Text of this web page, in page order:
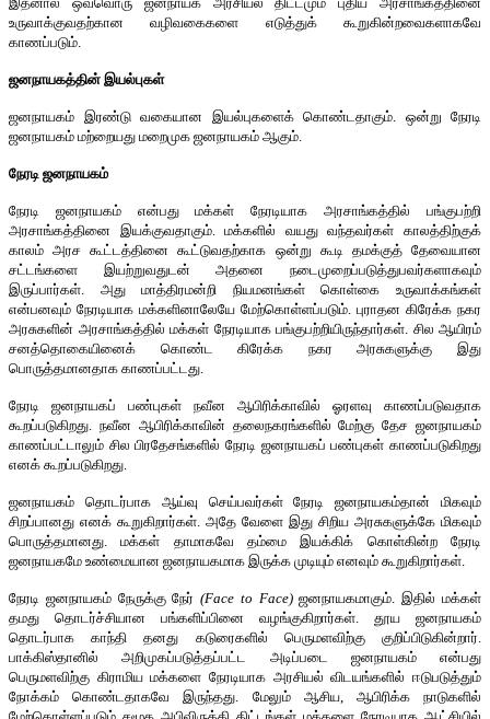
உருவாக்குவதற்கான வழிவகைகளை எடுத்துக் கூறுகின்றவைகளாகவே
காணப்படும்.
ஜனநாயகத்தின் இயல்புகள்
ஜனநாயகம் இரண்டு வகையான இயல்புகளைக் கொண்டதாகும். ஒன்று நேரடி
ஜனநாயகம் மற்றையது மறைமுக ஜனநாயகம் ஆகும்.
நேரடி ஜனநாயகம்
நேரடி ஜனநாயகம் என்பது மக்கள் நேரடியாக அரசாங்கத்தில் பங்குபற்றி
அரசாங்கத்தினை இயக்குவதாகும். மக்களில் வயது வந்தவர்கள் காலத்திற்குக்
காலம் அரச கூட்டத்தினை கூட்டுவதற்காக ஒன்று கூடி தமக்குத் தேவையான
சட்டங்களை இயற்றுவதுடன் அதனை நடைமுறைப்படுத்துபவர்களாகவும்
இருப்பார்கள். அது மாத்திரமன்றி நியமனங்கள் கொள்கை உருவாக்கங்கள்
என்பனவும் நேரடியாக மக்களினாலேயே மேற்கொள்ளப்படும். புராதன கிரேக்க நகர
அரசுகளின் அரசாங்கத்தில் மக்கள் நேரடியாக பங்குபற்றியிருந்தார்கள். சில ஆயிரம்
சனத்தொகையினைக் கொண்ட கிரேக்க நகர அரசுகளுக்கு இது
பொருத்தமானதாக காணப்பட்டது.
நேரடி ஜனநாயகப் பண்புகள் நவீன ஆபிரிக்காவில் ஓரளவு காணப்படுவதாக
கூறப்படுகிறது. நவீன ஆபிரிக்காவின் தலைநகரங்களில் மேற்கு தேச ஜனநாயகம்
காணப்பட்டாலும் சில பிரதேசங்களில் நேரடி ஜனநாயகப் பண்புகள் காணப்படுகிறது
எனக் கூறப்படுகிறது.
ஜனநாயகம் தொடர்பாக ஆய்வு செய்பவர்கள் நேரடி ஜனநாயகம்தான் மிகவும்
சிறப்பானது எனக் கூறுகிறார்கள். அதே வேளை இது சிறிய அரசுகளுக்கே மிகவும்
பொருத்தமானது. மக்கள் தாமாகவே தம்மை இயக்கிக் கொள்கின்ற நேரடி
ஜனநாயகமே உண்மையான ஜனநாயகமாக இருக்க முடியும் எனவும் கூறுகிறார்கள்.
நேரடி ஜனநாயகம் நேருக்கு நேர்(Face to Face)ஜனநாயகமாகும். இதில் மக்கள்
தமது தொடர்ச்சியான பங்களிப்பினை வழங்குகிறார்கள். தூய ஜனநாயகம்
தொடர்பாக காந்தி தனது கடுரைகளில் பெருமளவிற்கு குறிப்பிடுகின்றார்.
பாக்கிஸ்தானில் அறிமுகப்படுத்தப்பட்ட அடிப்படை ஜனநாயகம் என்பது
பெருமளவிற்கு கிராமிய மக்களை நேரடியாக அரசியல் விடயங்களில் ஈடுபடுத்தும்
நோக்கம் கொண்டதாகவே இருந்தது. மேலும் ஆசிய, ஆபிரிக்க நாடுகளில்